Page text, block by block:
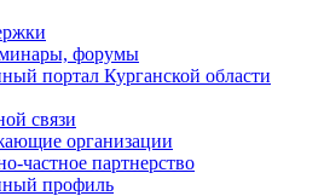
форумы
портал Курганской области
связи
организации
частное партнерство
профиль